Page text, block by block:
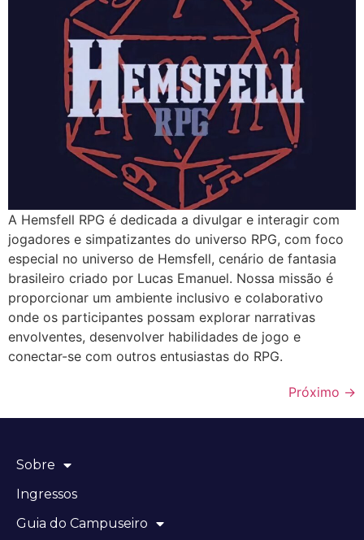
A Hemsfell RPG é dedicada a divulgar e interagir com
jogadores e simpatizantes do universo RPG, com foco
especial no universo de Hemsfell, cenário de fantasia
brasileiro criado por Lucas Emanuel. Nossa missão é
proporcionar um ambiente inclusivo e colaborativo
onde os participantes possam explorar narrativas
envolventes, desenvolver habilidades de jogo e
conectar-se com outros entusiastas do RPG.
Próximo →
Sobre
Ingressos
Guia do Campuseiro